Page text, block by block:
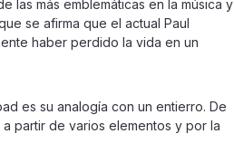
las más emblemáticas en la música y
se afirma que el actual Paul
haber perdido la vida en un
es su analogía con un entierro. De
partir de varios elementos y por la